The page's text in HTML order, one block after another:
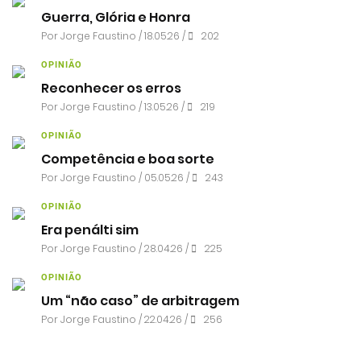
Guerra, Glória e Honra
PorJorge Faustino / 18.05.26 / 202
OPINIÃO
Reconhecer os erros
PorJorge Faustino / 13.05.26 / 219
OPINIÃO
Competência e boa sorte
PorJorge Faustino / 05.05.26 / 243
OPINIÃO
Era penálti sim
PorJorge Faustino / 28.04.26 / 225
OPINIÃO
Um “não caso” de arbitragem
PorJorge Faustino / 22.04.26 / 256